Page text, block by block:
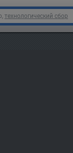
технологический сбор